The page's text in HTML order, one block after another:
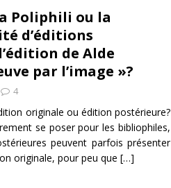
(1866-1948), « une reliure par jour »!
Poliphili ou la
d’éditions
de Alde
par l’image »?
4
originale ou édition postérieure?
se poser pour les bibliophiles,
peuvent parfois présenter
originale, pour peu que […]